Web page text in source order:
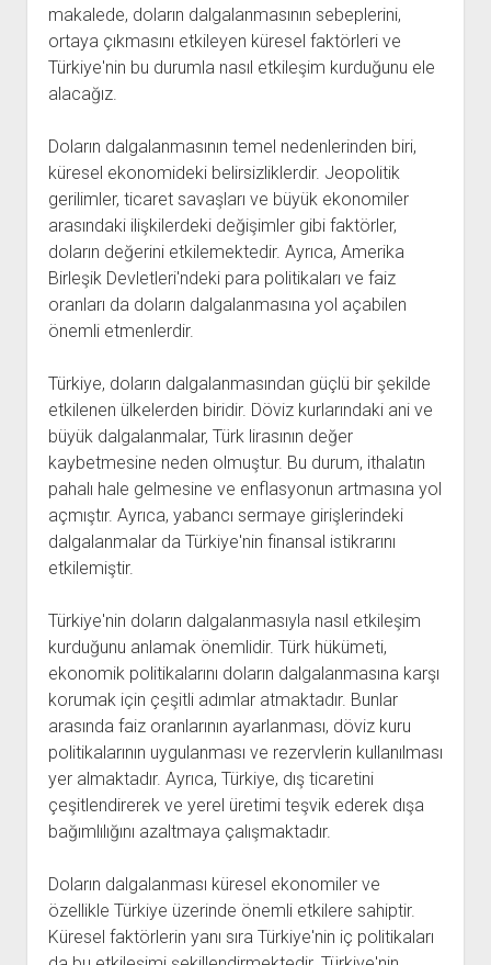
makalede, doların dalgalanmasının sebeplerini,
ortaya çıkmasını etkileyen küresel faktörleri ve
Türkiye'nin bu durumla nasıl etkileşim kurduğunu ele
alacağız.
Doların dalgalanmasının temel nedenlerinden biri,
küresel ekonomideki belirsizliklerdir. Jeopolitik
gerilimler, ticaret savaşları ve büyük ekonomiler
arasındaki ilişkilerdeki değişimler gibi faktörler,
doların değerini etkilemektedir. Ayrıca, Amerika
Birleşik Devletleri'ndeki para politikaları ve faiz
oranları da doların dalgalanmasına yol açabilen
önemli etmenlerdir.
Türkiye, doların dalgalanmasından güçlü bir şekilde
etkilenen ülkelerden biridir. Döviz kurlarındaki ani ve
büyük dalgalanmalar, Türk lirasının değer
kaybetmesine neden olmuştur. Bu durum, ithalatın
pahalı hale gelmesine ve enflasyonun artmasına yol
açmıştır. Ayrıca, yabancı sermaye girişlerindeki
dalgalanmalar da Türkiye'nin finansal istikrarını
etkilemiştir.
Türkiye'nin doların dalgalanmasıyla nasıl etkileşim
kurduğunu anlamak önemlidir. Türk hükümeti,
ekonomik politikalarını doların dalgalanmasına karşı
korumak için çeşitli adımlar atmaktadır. Bunlar
arasında faiz oranlarının ayarlanması, döviz kuru
politikalarının uygulanması ve rezervlerin kullanılması
yer almaktadır. Ayrıca, Türkiye, dış ticaretini
çeşitlendirerek ve yerel üretimi teşvik ederek dışa
bağımlılığını azaltmaya çalışmaktadır.
Doların dalgalanması küresel ekonomiler ve
özellikle Türkiye üzerinde önemli etkilere sahiptir.
Küresel faktörlerin yanı sıra Türkiye'nin iç politikaları